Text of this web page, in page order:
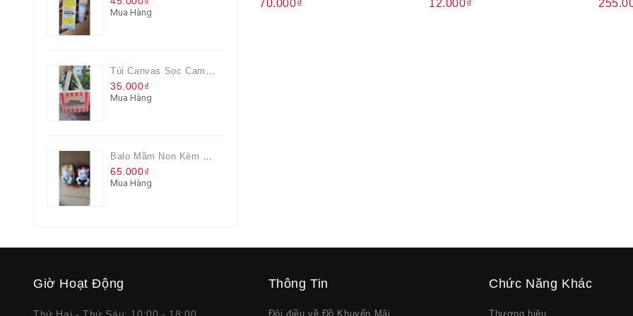
Mua Hàng
Túi Canvas Sọc Cam Có Dây Kéo
35.000₫
Mua Hàng
Balo Mầm Non Kèm Thú Bông Cho Bé
65.000₫
Mua Hàng
70.000₫ 12.000₫
Giờ Hoạt Động Thông Tin
Đôi điều về Đồ Khuyến Mãi
Chức Năng Khác
Thương hiệu